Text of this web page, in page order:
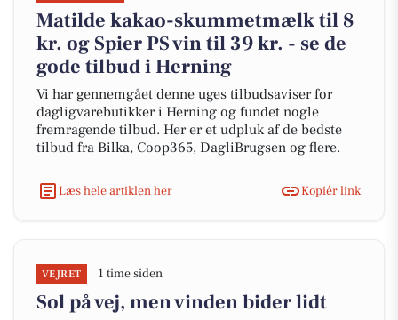
Matilde kakao-skummetmælk til 8
kr. og Spier PS vin til 39 kr. - se de
gode tilbud i Herning
Vi har gennemgået denne uges tilbudsaviser for
dagligvarebutikker i Herning og fundet nogle
fremragende tilbud. Her er et udpluk af de bedste
tilbud fra Bilka, Coop365, DagliBrugsen og flere.
Læs hele artiklen her Kopiér link
VEJRET 1 time siden
Sol på vej, men vinden bider lidt